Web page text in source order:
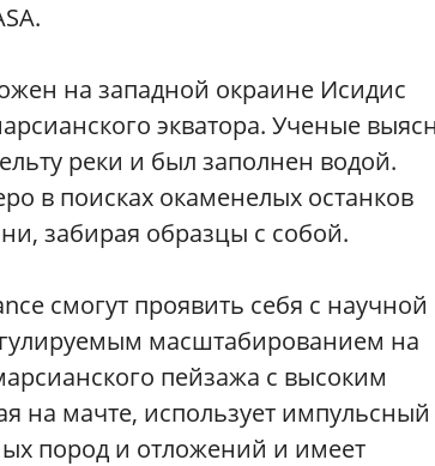
на западной окраине Исидис
экватора. Ученые
реки и был заполнен водой.
в поисках окаменелых останков
забирая образцы с собой.
смогут проявить себя с научной
масштабированием на
пейзажа с высоким
на мачте, использует импульсный
пород и отложений и имеет